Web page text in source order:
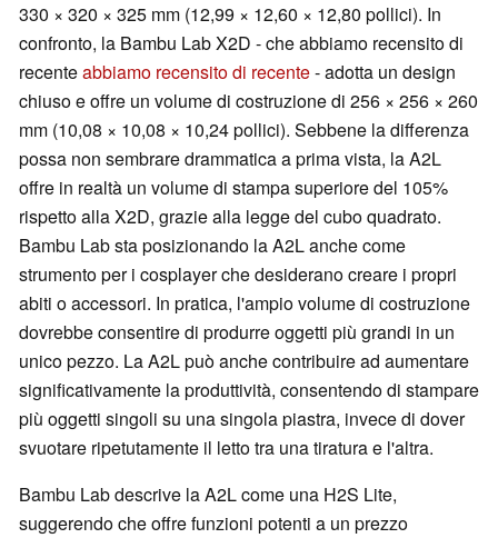
330 × 320 × 325 mm (12,99 × 12,60 × 12,80 pollici). In
confronto, la Bambu Lab X2D - che abbiamo recensito di
recenteabbiamo recensito di recente- adotta un design
chiuso e offre un volume di costruzione di 256 × 256 × 260
mm (10,08 × 10,08 × 10,24 pollici). Sebbene la differenza
possa non sembrare drammatica a prima vista, la A2L
offre in realtà un volume di stampa superiore del 105%
rispetto alla X2D, grazie alla legge del cubo quadrato.
Bambu Lab sta posizionando la A2L anche come
strumento per i cosplayer che desiderano creare i propri
abiti o accessori. In pratica, l'ampio volume di costruzione
dovrebbe consentire di produrre oggetti più grandi in un
unico pezzo. La A2L può anche contribuire ad aumentare
significativamente la produttività, consentendo di stampare
più oggetti singoli su una singola piastra, invece di dover
svuotare ripetutamente il letto tra una tiratura e l'altra.
Bambu Lab descrive la A2L come una H2S Lite,
suggerendo che offre funzioni potenti a un prezzo